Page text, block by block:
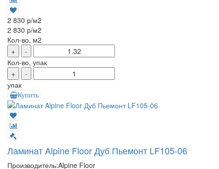
2 830 р/м2
2 830 р/м2
Кол-во, м2
+
-
Кол-во, упак
+
-
упак
Купить
Ламинат Alpine Floor Дуб Пьемонт LF105-06
Производитель:Alpine Floor